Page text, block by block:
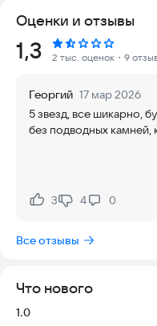
медицинские расходы,
вещей, займы на карту
вы ищете займы онлайн на
займ на карту,
предоставит наиболее
от ваших финансовых
на карту или
Основные функции
Агрегатор МФО: В
с различными условиями
Калькулятор расчета
Оценки и отзывы
Рейтинг:
1,3 2 тыс. оценок ・9
Георгий 17 мар 2026
5 звезд, все шикарно,
без подводных камней,
Нравится:
3Не нравится:
4 0
Все отзывы
Что нового
Версия:
1.0